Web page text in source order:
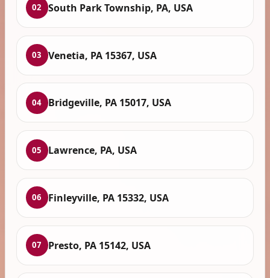
02 South Park Township, PA, USA
03 Venetia, PA 15367, USA
04 Bridgeville, PA 15017, USA
05 Lawrence, PA, USA
06 Finleyville, PA 15332, USA
07 Presto, PA 15142, USA